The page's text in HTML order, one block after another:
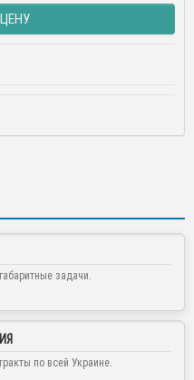
задачи.
по всей Украине.